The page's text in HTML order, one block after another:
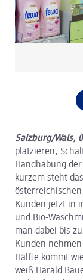
ACTIVE BEAUTY
Salzburg/Wals,
platzieren,
Handhabung
kurzem steht
Kunden jetzt in
und Bio-
man dabei bis
Kunden
Hälfte kommt
weiß Harald